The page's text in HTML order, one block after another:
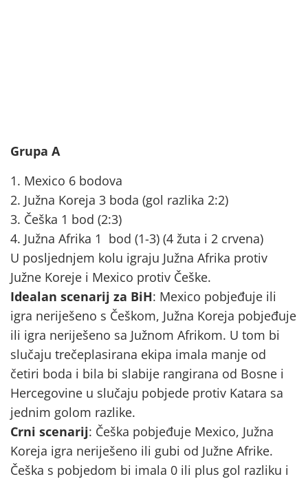
Grupa A
1. Mexico 6 bodova
2. Južna Koreja 3 boda (gol razlika 2:2)
3. Češka 1 bod (2:3)
4. Južna Afrika 1 bod (1-3) (4 žuta i 2 crvena)
U posljednjem kolu igraju Južna Afrika protiv
Južne Koreje i Mexico protiv Češke.
Idealan scenarij za BiH: Mexico pobjeđuje ili
igra neriješeno s Češkom, Južna Koreja pobjeđuje
ili igra neriješeno sa Južnom Afrikom. U tom bi
slučaju trečeplasirana ekipa imala manje od
četiri boda i bila bi slabije rangirana od Bosne i
Hercegovine u slučaju pobjede protiv Katara sa
jednim golom razlike.
Crni scenarij: Češka pobjeđuje Mexico, Južna
Koreja igra neriješeno ili gubi od Južne Afrike.
Češka s pobjedom bi imala 0 ili plus gol razliku i